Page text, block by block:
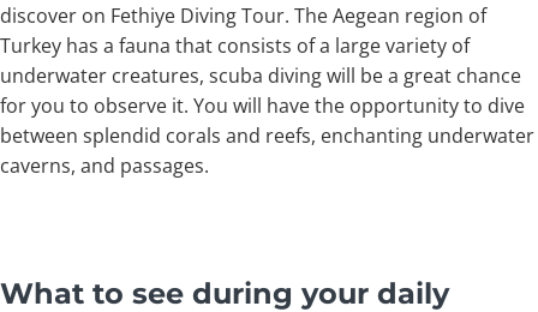
discover on Fethiye Diving Tour. The Aegean region of
Turkey has a fauna that consists of a large variety of
underwater creatures, scuba diving will be a great chance
for you to observe it. You will have the opportunity to dive
between splendid corals and reefs, enchanting underwater
caverns, and passages.
What to see during your daily